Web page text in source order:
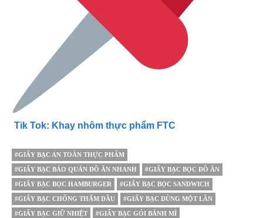
Tik Tok: Khay nhôm thực phẩm FTC
#GIẤY BẠC AN TOÀN THỰC PHẨM
#GIẤY BẠC BẢO QUẢN ĐỒ ĂN NHANH #GIẤY BẠC BỌC ĐỒ ĂN
#GIẤY BẠC BỌC HAMBURGER #GIẤY BẠC BỌC SANDWICH
#GIẤY BẠC CHỐNG THẤM DẦU #GIẤY BẠC DÙNG MỘT LẦN
#GIẤY BẠC GIỮ NHIỆT #GIẤY BẠC GÓI BÁNH MÌ